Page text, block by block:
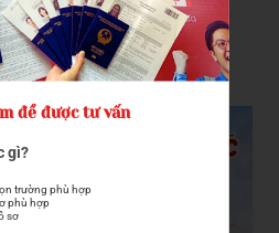
để được tư vấn
gì?
trường phù hợp
phù hợp
sơ